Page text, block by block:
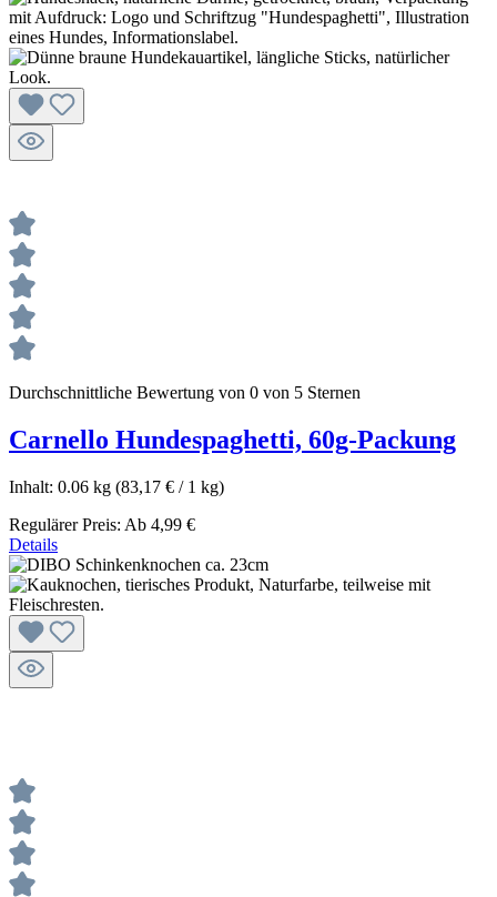
Durchschnittliche Bewertung von 0 von 5 Sternen
Carnello Hundespaghetti, 60g-Packung
Inhalt: 0.06 kg (83,17 € / 1 kg)
Regulärer Preis: Ab 4,99 €
Details